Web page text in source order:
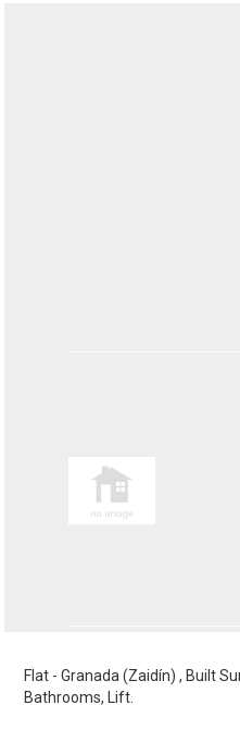
Flat - Granada (Zaidín) , Built
Bathrooms, Lift.